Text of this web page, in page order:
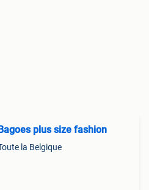
plus size fashion
la Belgique